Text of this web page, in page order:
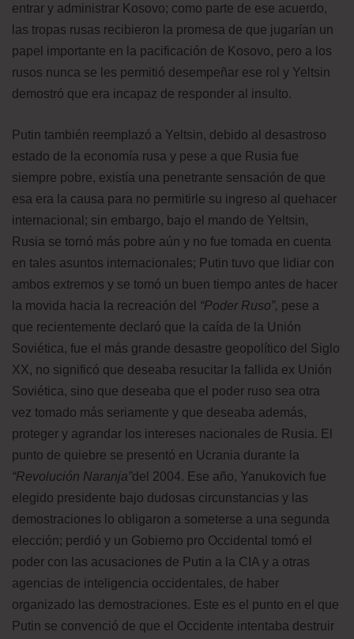
entrar y administrar Kosovo; como parte de ese acuerdo,
las tropas rusas recibieron la promesa de que jugarían un
papel importante en la pacificación de Kosovo, pero a los
rusos nunca se les permitió desempeñar ese rol y Yeltsin
demostró que era incapaz de responder al insulto.
Putin también reemplazó a Yeltsin, debido al desastroso
estado de la economía rusa y pese a que Rusia fue
siempre pobre, existía una penetrante sensación de que
esa era la causa para no permitirle su ingreso al quehacer
internacional; sin embargo, bajo el mando de Yeltsin,
Rusia se tornó más pobre aún y no fue tomada en cuenta
en tales asuntos internacionales; Putin tuvo que lidiar con
ambos extremos y se tomó un buen tiempo antes de hacer
la movida hacia la recreación del “Poder Ruso”, pese a
que recientemente declaró que la caída de la Unión
Soviética, fue el más grande desastre geopolítico del Siglo
XX, no significó que deseaba resucitar la fallida ex Unión
Soviética, sino que deseaba que el poder ruso sea otra
vez tomado más seriamente y que deseaba además,
proteger y agrandar los intereses nacionales de Rusia. El
punto de quiebre se presentó en Ucrania durante la
“Revolución Naranja”del 2004. Ese año, Yanukovich fue
elegido presidente bajo dudosas circunstancias y las
demostraciones lo obligaron a someterse a una segunda
elección; perdió y un Gobierno pro Occidental tomó el
poder con las acusaciones de Putin a la CIA y a otras
agencias de inteligencia occidentales, de haber
organizado las demostraciones. Este es el punto en el que
Putin se convenció de que el Occidente intentaba destruir